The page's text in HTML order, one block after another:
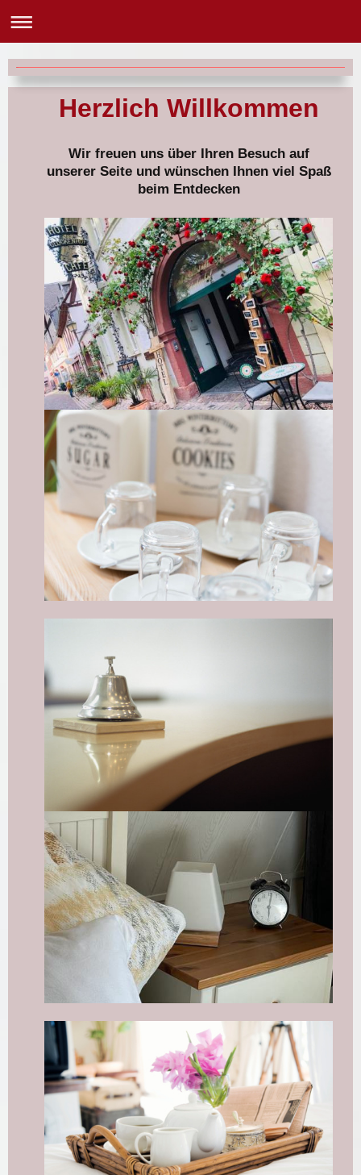
Herzlich Willkommen
Wir freuen uns über Ihren Besuch auf
unserer Seite und wünschen Ihnen viel Spaß
beim Entdecken